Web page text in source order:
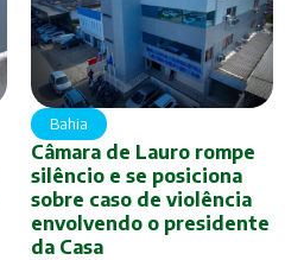
Bahia
Câmara de Lauro rompe
silêncio e se posiciona
sobre caso de violência
envolvendo o presidente
da Casa